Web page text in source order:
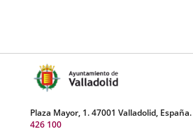
Plaza Mayor, 1. 47001 Valladolid,
426 100